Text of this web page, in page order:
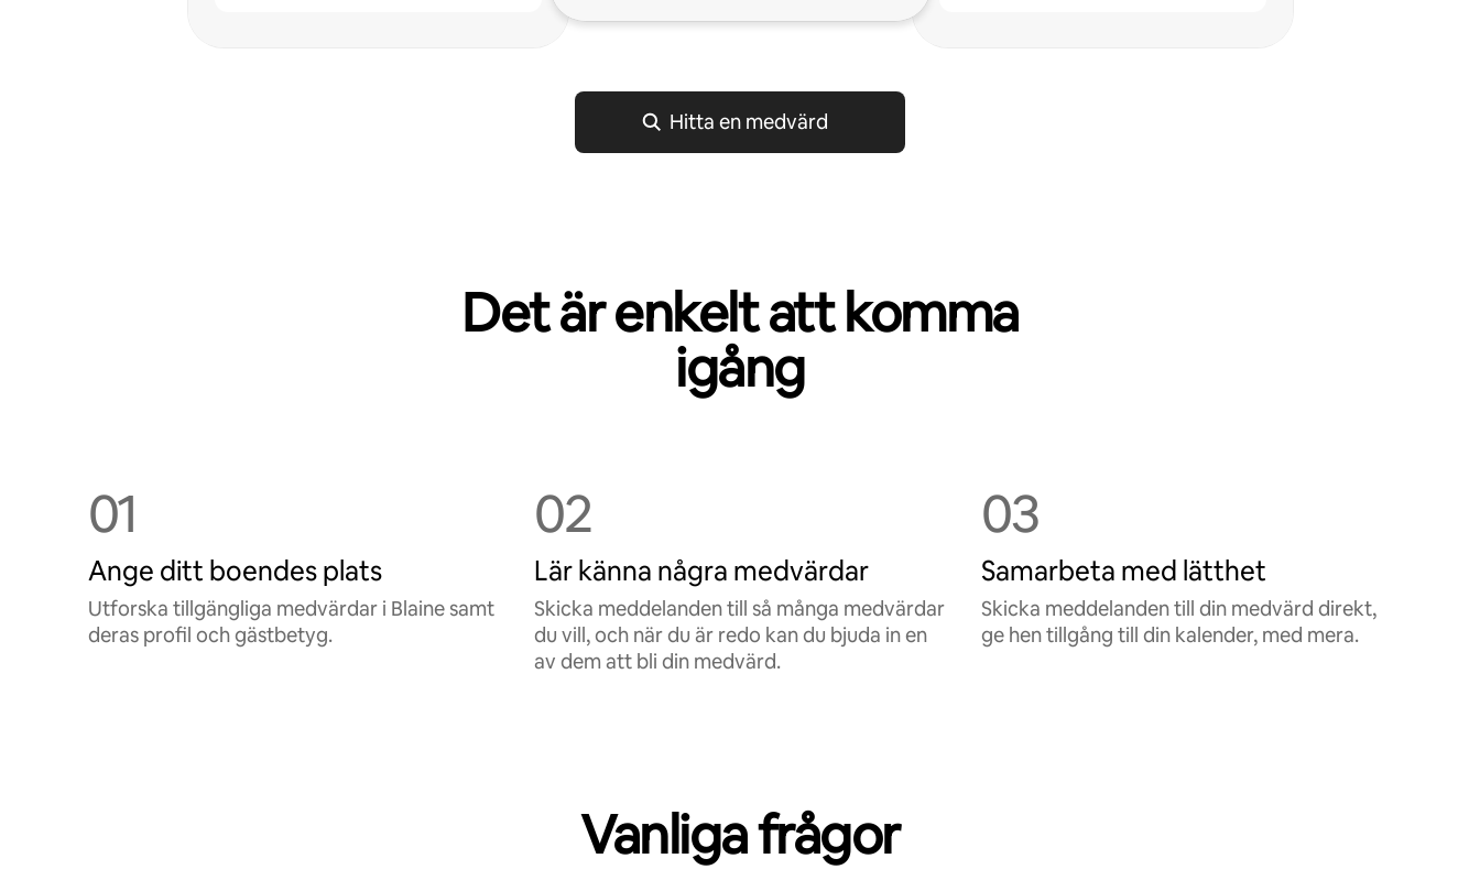
Hitta en medvärd
Det är enkelt att komma
igång
01
Ange ditt boendes plats
Utforska tillgängliga medvärdar i Blaine samt
deras profil och gästbetyg.
02
Lär känna några medvärdar
Skicka meddelanden till så många medvärdar
du vill, och när du är redo kan du bjuda in en
av dem att bli din medvärd.
03
Samarbeta med lätthet
Skicka meddelanden till din medvärd direkt,
ge hen tillgång till din kalender, med mera.
Vanliga frågor